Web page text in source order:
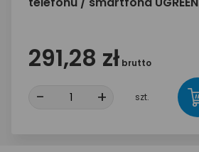
291,28 zł brutto
- + szt.